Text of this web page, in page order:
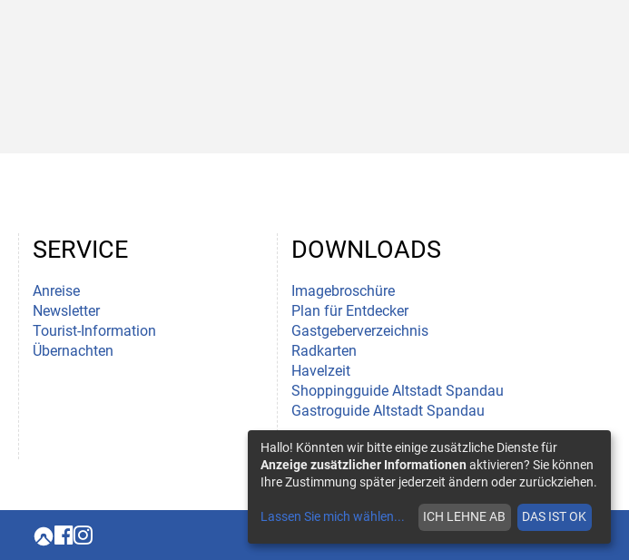
SERVICE
Anreise
Newsletter
Tourist-Information
Übernachten
DOWNLOADS
Imagebroschüre
Plan für Entdecker
Gastgeberverzeichnis
Radkarten
Havelzeit
Shoppingguide Altstadt Spandau
Gastroguide Altstadt Spandau
Flyer Lauschtour
Hallo! Könnten wir bitte einige zusätzliche Dienste für
Anzeige zusätzlicher Informationen aktivieren? Sie können
Ihre Zustimmung später jederzeit ändern oder zurückziehen.
Lassen Sie mich wählen... ICH LEHNE AB DAS IST OK